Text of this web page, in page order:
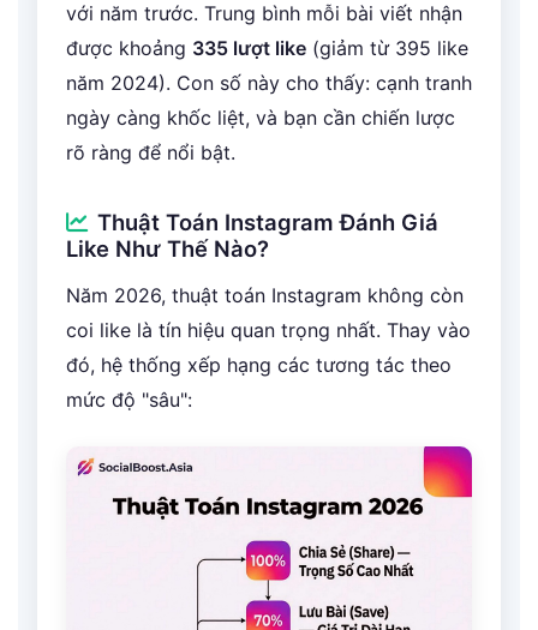
với năm trước. Trung bình mỗi bài viết nhận
được khoảng 335 lượt like (giảm từ 395 like
năm 2024). Con số này cho thấy: cạnh tranh
ngày càng khốc liệt, và bạn cần chiến lược
rõ ràng để nổi bật.
Thuật Toán Instagram Đánh Giá
Like Như Thế Nào?
Năm 2026, thuật toán Instagram không còn
coi like là tín hiệu quan trọng nhất. Thay vào
đó, hệ thống xếp hạng các tương tác theo
mức độ "sâu":